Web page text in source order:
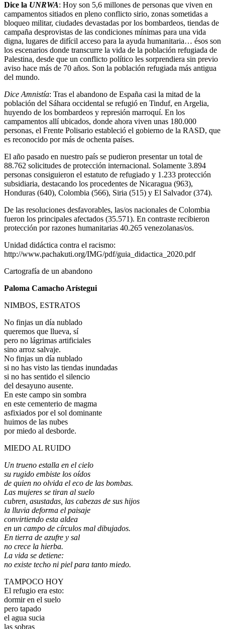
Dice la UNRWA: Hoy son 5,6 millones de personas que viven en
campamentos sitiados en pleno conflicto sirio, zonas sometidas a
bloqueo militar, ciudades devastadas por los bombardeos, tiendas de
campaña desprovistas de las condiciones mínimas para una vida
digna, lugares de difícil acceso para la ayuda humanitaria… ésos son
los escenarios donde transcurre la vida de la población refugiada de
Palestina, desde que un conflicto político les sorprendiera sin previo
aviso hace más de 70 años. Son la población refugiada más antigua
del mundo.
Dice Amnistía: Tras el abandono de España casi la mitad de la
población del Sáhara occidental se refugió en Tinduf, en Argelia,
huyendo de los bombardeos y represión marroquí. En los
campamentos allí ubicados, donde ahora viven unas 180.000
personas, el Frente Polisario estableció el gobierno de la RASD, que
es reconocido por más de ochenta países.
El año pasado en nuestro país se pudieron presentar un total de
88.762 solicitudes de protección internacional. Solamente 3.894
personas consiguieron el estatuto de refugiado y 1.233 protección
subsidiaria, destacando los procedentes de Nicaragua (963),
Honduras (640), Colombia (566), Siria (515) y El Salvador (374).
De las resoluciones desfavorables, las/os nacionales de Colombia
fueron los principales afectados (35.571). En contraste recibieron
protección por razones humanitarias 40.265 venezolanas/os.
Unidad didáctica contra el racismo:
http://www.pachakuti.org/IMG/pdf/guia_didactica_2020.pdf
Cartografía de un abandono
Paloma Camacho Arístegui
NIMBOS, ESTRATOS
No finjas un día nublado
queremos que llueva, sí
pero no lágrimas artificiales
sino arroz salvaje.
No finjas un día nublado
si no has visto las tiendas inundadas
si no has sentido el silencio
del desayuno ausente.
En este campo sin sombra
en este cementerio de magma
asfixiados por el sol dominante
huimos de las nubes
por miedo al desborde.
MIEDO AL RUIDO
Un trueno estalla en el cielo
su rugido embiste los oídos
de quien no olvida el eco de las bombas.
Las mujeres se tiran al suelo
cubren, asustadas, las cabezas de sus hijos
la lluvia deforma el paisaje
convirtiendo esta aldea
en un campo de círculos mal dibujados.
En tierra de azufre y sal
no crece la hierba.
La vida se detiene:
no existe techo ni piel para tanto miedo.
TAMPOCO HOY
El refugio era esto:
dormir en el suelo
pero tapado
el agua sucia
las sobras